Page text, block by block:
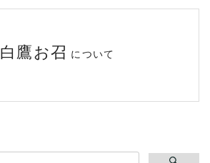
白鷹お召 について